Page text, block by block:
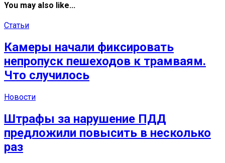
You may also like...
Статьи
Камеры начали фиксировать
непропуск пешеходов к трамваям.
Что случилось
Новости
Штрафы за нарушение ПДД
предложили повысить в несколько
раз